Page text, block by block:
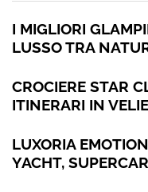
I MIGLIORI
LUSSO TRA
CROCIERE STAR
ITINERARI IN
LUXORIA
YACHT,